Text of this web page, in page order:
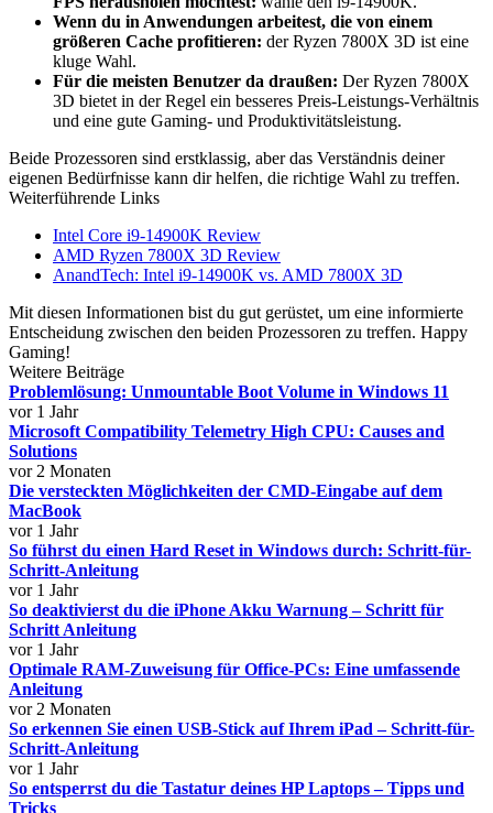
Wenn du in Anwendungen arbeitest, die von einem
größeren Cache profitieren: der Ryzen 7800X 3D ist eine
kluge Wahl.
Für die meisten Benutzer da draußen: Der Ryzen 7800X
3D bietet in der Regel ein besseres Preis-Leistungs-Verhältnis
und eine gute Gaming- und Produktivitätsleistung.
Beide Prozessoren sind erstklassig, aber das Verständnis deiner
eigenen Bedürfnisse kann dir helfen, die richtige Wahl zu treffen.
Weiterführende Links
Intel Core i9-14900K Review
AMD Ryzen 7800X 3D Review
AnandTech: Intel i9-14900K vs. AMD 7800X 3D
Mit diesen Informationen bist du gut gerüstet, um eine informierte
Entscheidung zwischen den beiden Prozessoren zu treffen. Happy
Gaming!
Weitere Beiträge
Problemlösung: Unmountable Boot Volume in Windows 11
vor 1 Jahr
Microsoft Compatibility Telemetry High CPU: Causes and
Solutions
vor 2 Monaten
Die versteckten Möglichkeiten der CMD-Eingabe auf dem
MacBook
vor 1 Jahr
So führst du einen Hard Reset in Windows durch: Schritt-für-
Schritt-Anleitung
vor 1 Jahr
So deaktivierst du die iPhone Akku Warnung – Schritt für
Schritt Anleitung
vor 1 Jahr
Optimale RAM-Zuweisung für Office-PCs: Eine umfassende
Anleitung
vor 2 Monaten
So erkennen Sie einen USB-Stick auf Ihrem iPad – Schritt-für-
Schritt-Anleitung
vor 1 Jahr
So entsperrst du die Tastatur deines HP Laptops – Tipps und
Tricks